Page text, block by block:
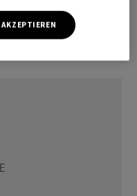
AKZEPTIEREN